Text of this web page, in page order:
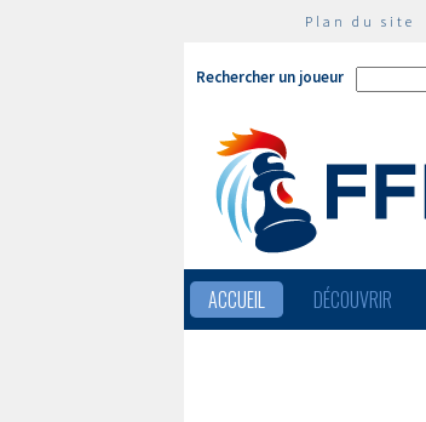
Plan du site
Rechercher un joueur
ACCUEIL DÉCOUVRIR